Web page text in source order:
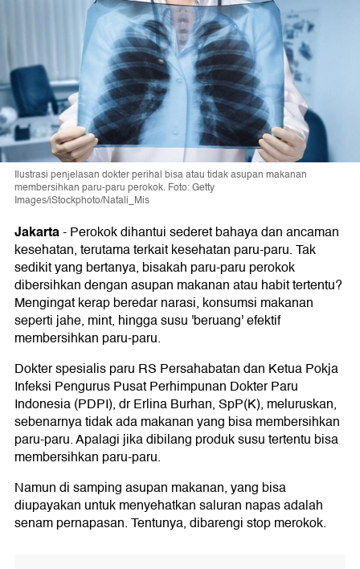
Ilustrasi penjelasan dokter perihal bisa atau tidak asupan makanan
membersihkan paru-paru perokok. Foto: Getty
Images/iStockphoto/Natali_Mis
Jakarta-Perokok dihantui sederet bahaya dan ancaman
kesehatan, terutama terkait kesehatan paru-paru. Tak
sedikit yang bertanya, bisakah paru-paru perokok
dibersihkan dengan asupan makanan atau habit tertentu?
Mengingat kerap beredar narasi, konsumsi makanan
seperti jahe, mint, hingga susu 'beruang' efektif
membersihkan paru-paru.
Dokter spesialis paru RS Persahabatan dan Ketua Pokja
Infeksi Pengurus Pusat Perhimpunan Dokter Paru
Indonesia (PDPI), dr Erlina Burhan, SpP(K), meluruskan,
sebenarnya tidak ada makanan yang bisa membersihkan
paru-paru. Apalagi jika dibilang produk susu tertentu bisa
membersihkan paru-paru.
Namun di samping asupan makanan, yang bisa
diupayakan untuk menyehatkan saluran napas adalah
senam pernapasan. Tentunya, dibarengi stop merokok.